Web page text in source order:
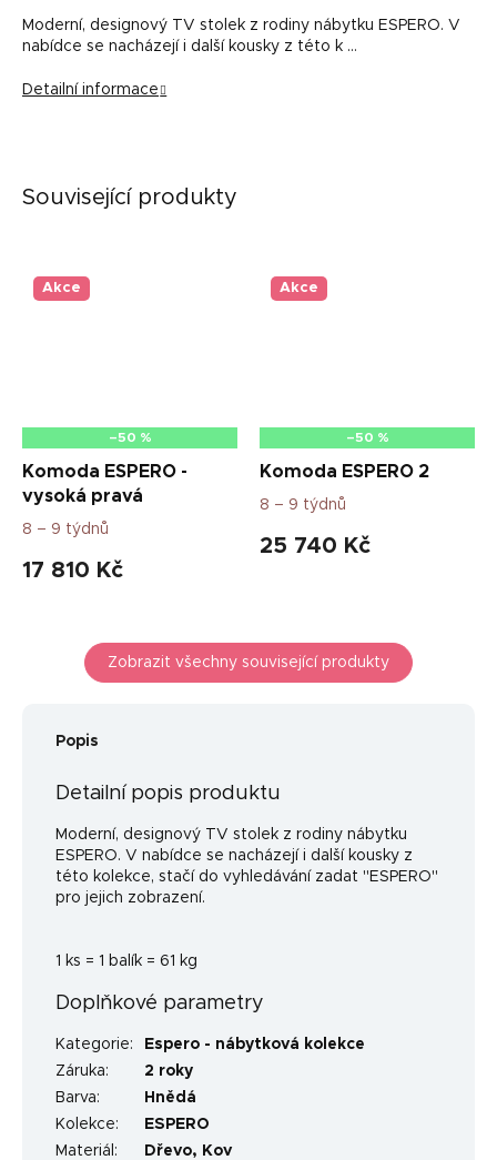
Moderní, designový TV stolek z rodiny nábytku ESPERO. V
nabídce se nacházejí i další kousky z této k …
Detailní informace
Související produkty
Akce
–50 %
Komoda ESPERO -
vysoká pravá
8 – 9 týdnů
17 810 Kč
Akce
–50 %
Komoda ESPERO 2
8 – 9 týdnů
25 740 Kč
Zobrazit všechny související produkty
Popis
Detailní popis produktu
Moderní, designový TV stolek z rodiny nábytku
ESPERO. V nabídce se nacházejí i další kousky z
této kolekce, stačí do vyhledávání zadat "ESPERO"
pro jejich zobrazení.
1 ks = 1 balík = 61 kg
Doplňkové parametry
Kategorie:
Espero - nábytková kolekce
Záruka:
2 roky
Barva:
Hnědá
Kolekce:
ESPERO
Materiál : Dřevo, Kov